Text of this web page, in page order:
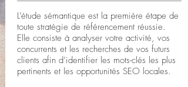
L’étude sémantique est la première étape de
toute stratégie de référencement réussie.
Elle consiste à analyser votre activité, vos
concurrents et les recherches de vos futurs
clients afin d’identifier les mots-clés les plus
pertinents et les opportunités SEO locales.